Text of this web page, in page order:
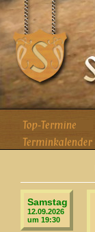
Samstag
12.09.2026
um 19:30